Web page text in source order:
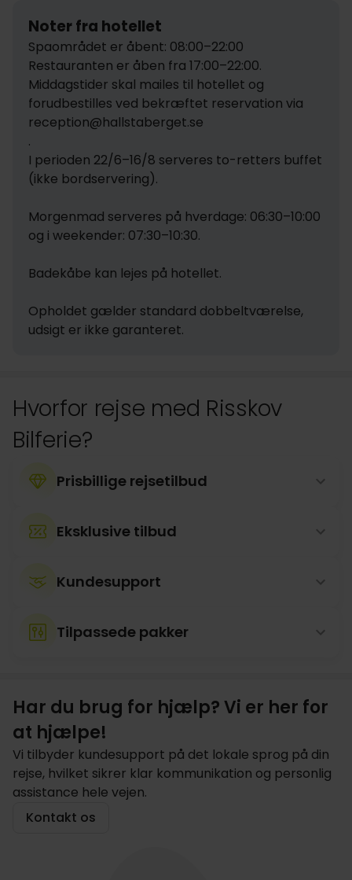
Noter fra hotellet
Spaområdet er åbent: 08:00–22:00
Restauranten er åben fra 17:00–22:00.
Middagstider skal mailes til hotellet og
forudbestilles ved bekræftet reservation via
reception@hallstaberget.se
.
I perioden 22/6–16/8 serveres to-retters buffet
(ikke bordservering).
Morgenmad serveres på hverdage: 06:30–10:00
og i weekender: 07:30–10:30.
Badekåbe kan lejes på hotellet.
Opholdet gælder standard dobbeltværelse,
udsigt er ikke garanteret.
Hvorfor rejse med Risskov
Bilferie?
Prisbillige rejsetilbud
Eksklusive tilbud
Kundesupport
Tilpassede pakker
Har du brug for hjælp? Vi er her for
at hjælpe!
Vi tilbyder kundesupport på det lokale sprog på din
rejse, hvilket sikrer klar kommunikation og personlig
assistance hele vejen.
Kontakt os